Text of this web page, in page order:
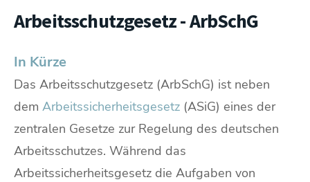
Arbeitsschutzgesetz - ArbSchG
In Kürze
Das Arbeitsschutzgesetz (ArbSchG) ist neben
dem Arbeitssicherheitsgesetz (ASiG) eines der
zentralen Gesetze zur Regelung des deutschen
Arbeitsschutzes. Während das
Arbeitssicherheitsgesetz die Aufgaben von